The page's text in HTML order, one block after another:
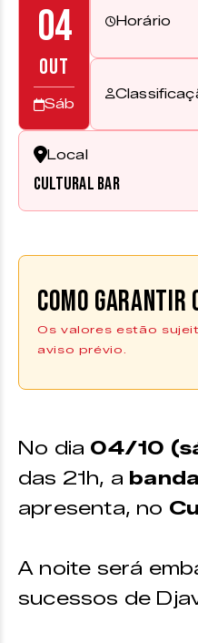
04
OUT
Sáb
Horário
Local
Cultural Bar
Como garantir
Os valores estão
aviso prévio.
através da
No dia 04/10
das 21h, a
apresenta, no
A noite será
sucessos de